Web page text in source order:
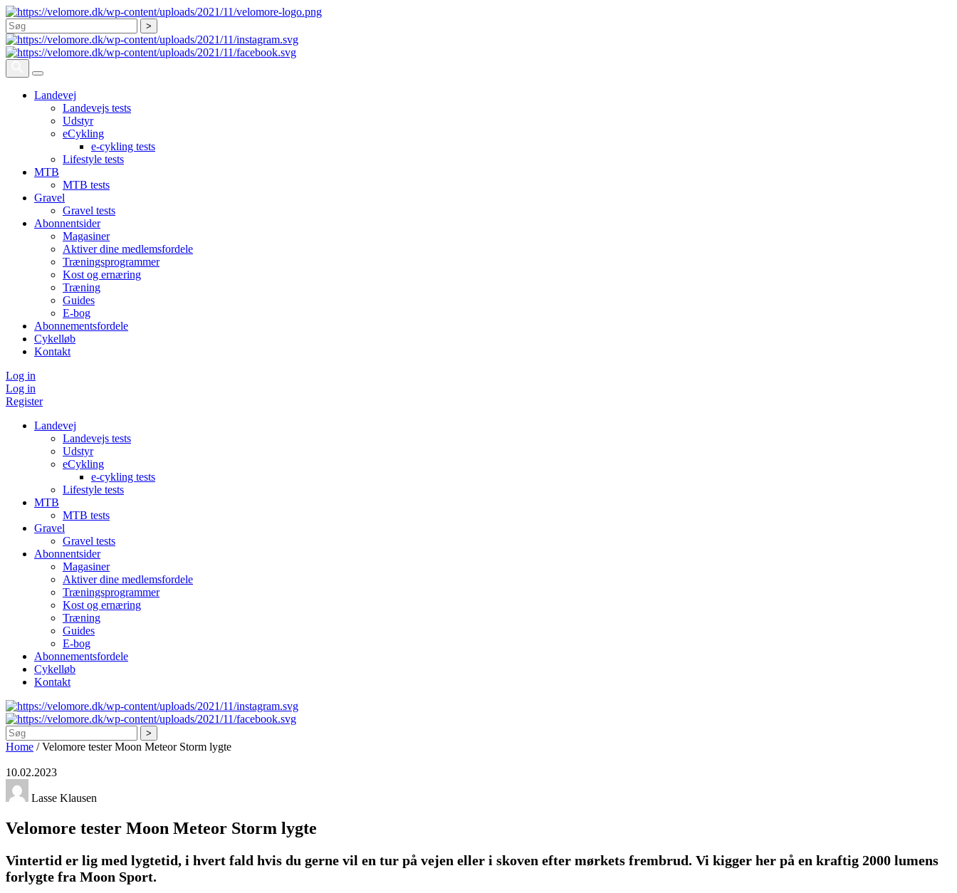
Søg
Landevej
Landevejs tests
Udstyr
eCykling
e-cykling tests
Lifestyle tests
MTB
MTB tests
Gravel
Gravel tests
Abonnentsider
Magasiner
Aktiver dine medlemsfordele
Træningsprogrammer
Kost og ernæring
Træning
Guides
E-bog
Abonnementsfordele
Cykelløb
Kontakt
Log in
Log in
Register
Landevej
Landevejs tests
Udstyr
eCykling
e-cykling tests
Lifestyle tests
MTB
MTB tests
Gravel
Gravel tests
Abonnentsider
Magasiner
Aktiver dine medlemsfordele
Træningsprogrammer
Kost og ernæring
Træning
Guides
E-bog
Abonnementsfordele
Cykelløb
Kontakt
Søg
Home /Velomore tester Moon Meteor Storm lygte
10.02.2023
Lasse Klausen
Velomore tester Moon Meteor Storm lygte
Vintertid er lig med lygtetid, i hvert fald hvis du gerne vil en tur på vejen eller i skoven efter mørkets frembrud. Vi kigger her på en kraftig 2000 lumens
forlygte fra Moon Sport.